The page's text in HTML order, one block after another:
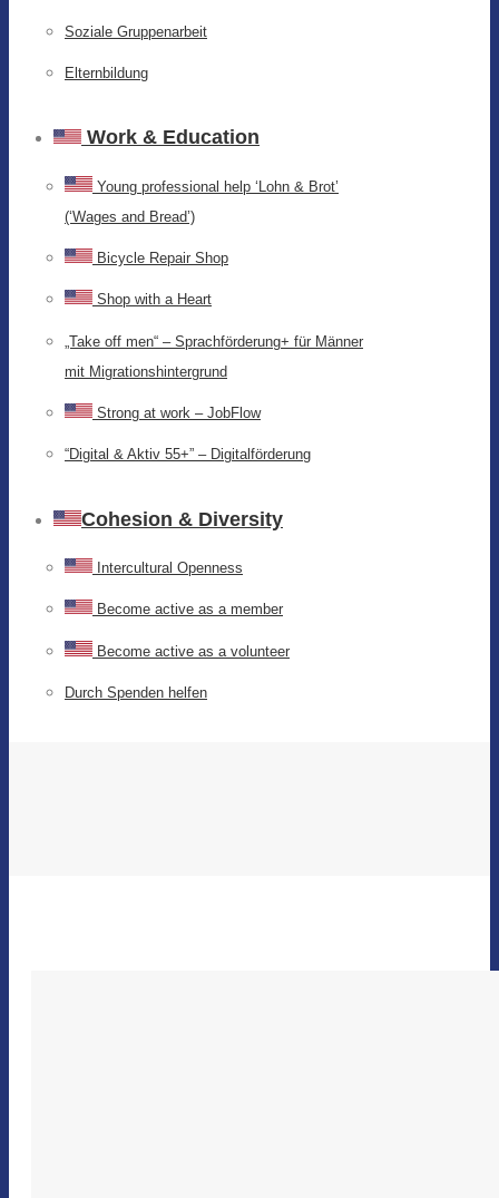
Soziale Gruppenarbeit
Elternbildung
Work & Education
Young professional help ‘Lohn & Brot’
(‘Wages and Bread’)
Bicycle Repair Shop
Shop with a Heart
„Take off men“ – Sprachförderung+ für Männer
mit Migrationshintergrund
Strong at work – JobFlow
“Digital & Aktiv 55+” – Digitalförderung
Cohesion & Diversity
Intercultural Openness
Become active as a member
Become active as a volunteer
Durch Spenden helfen